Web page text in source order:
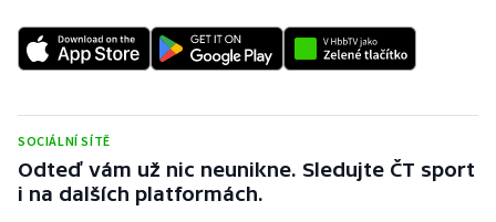
SOCIÁLNÍ SÍTĚ
Odteď vám už nic neunikne. Sledujte ČT sport
i na dalších platformách.